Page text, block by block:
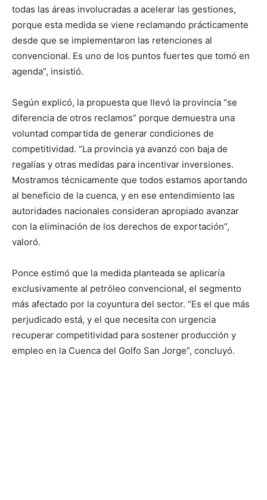
todas las áreas involucradas a acelerar las gestiones,
porque esta medida se viene reclamando prácticamente
desde que se implementaron las retenciones al
convencional. Es uno de los puntos fuertes que tomó en
agenda”, insistió.
Según explicó, la propuesta que llevó la provincia “se
diferencia de otros reclamos” porque demuestra una
voluntad compartida de generar condiciones de
competitividad. “La provincia ya avanzó con baja de
regalías y otras medidas para incentivar inversiones.
Mostramos técnicamente que todos estamos aportando
al beneficio de la cuenca, y en ese entendimiento las
autoridades nacionales consideran apropiado avanzar
con la eliminación de los derechos de exportación”,
valoró.
Ponce estimó que la medida planteada se aplicaría
exclusivamente al petróleo convencional, el segmento
más afectado por la coyuntura del sector. “Es el que más
perjudicado está, y el que necesita con urgencia
recuperar competitividad para sostener producción y
empleo en la Cuenca del Golfo San Jorge”, concluyó.